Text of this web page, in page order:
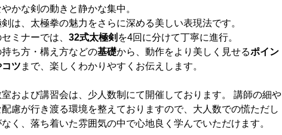
やかな剣の動きと静かな集中。
剣は、太極拳の魅力をさらに深める美しい表現法です。
ミナーでは、 32式太極剣 を4回に分けて丁寧に進行。
ち方・構え方などの基礎から、動作をより美しく見せるポイン
コツ まで、楽しくわかりやすくお伝えします。
室および講習会は、少人数制にて開催しております。 講師の細や
慮が行き渡る環境を整えておりますので、大人数での慌ただし
なく、落ち着いた雰囲気の中で心地良く学んでいただけます。